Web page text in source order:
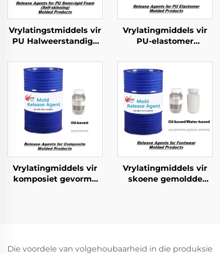
Vrylatingstmiddels vir
PU Halweerstandige
Produkte
Vrylatingmiddels vir
PU-elastomer
Vrylatingmiddels vir
komposiet gevorme
Vrylatingmiddels vir
skoene gemoldde
Die voordele van volgehoubaarheid in die produksie